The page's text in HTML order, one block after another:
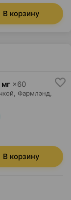
В корзину
мг ×60
Фармлэнд
В корзину